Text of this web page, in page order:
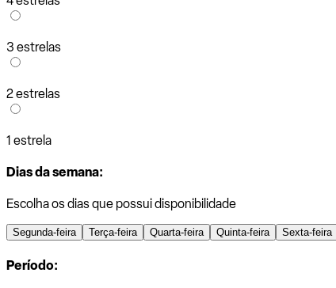
3 estrelas
2 estrelas
1 estrela
Dias da semana:
Escolha os dias que possui disponibilidade
Segunda-feira Terça-feira Quarta-feira Quinta-feira Sexta-feira
Período: